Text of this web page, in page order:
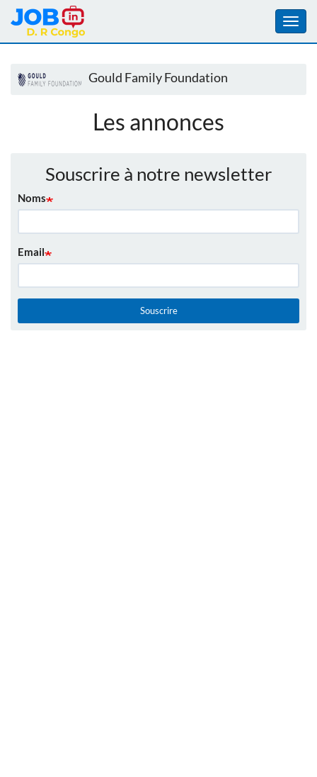
contenu
Gould Family Foundation
Les annonces
Souscrire à notre newsletter
Noms
Email
Souscrire